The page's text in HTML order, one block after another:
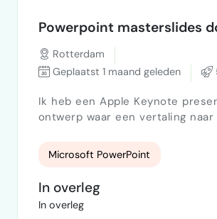
Powerpoint masterslides
Rotterdam
Geplaatst 1 maand geleden
Ik heb een Apple Keynote
ontwerp waar een vertaling
intropagina's, tekst en
intern gebruik. Het gaat vastzetten van
typografie (headers, subheader,
etc.), kader bepaling, kleurpalet
Microsoft PowerPoint
In overleg
In overleg